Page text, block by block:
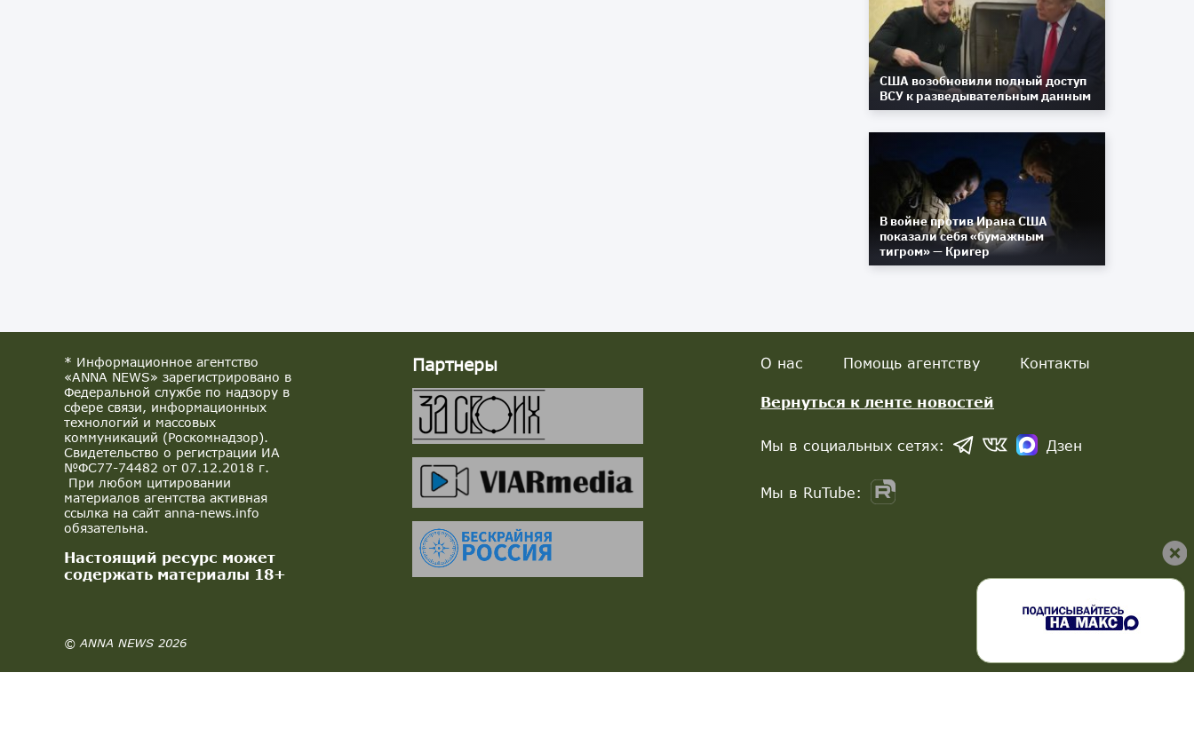
США возобновили полный доступ
ВСУ к разведывательным данным
В войне против Ирана США
показали себя «бумажным
тигром» — Кригер
* Информационное агентство
«ANNA NEWS» зарегистрировано в
Федеральной службе по надзору в
сфере связи, информационных
технологий и массовых
коммуникаций (Роскомнадзор).
Свидетельство о регистрации ИА
№ФС77-74482 от 07.12.2018 г.
При любом цитировании
материалов агентства активная
ссылка на сайт anna-news.info
обязательна.
Настоящий ресурс может
содержать материалы 18+
© ANNA NEWS 2026
Партнеры О нас Помощь агентству Контакты
Вернуться к ленте новостей
Мы в социальных сетях: Дзен
Мы в RuTube: